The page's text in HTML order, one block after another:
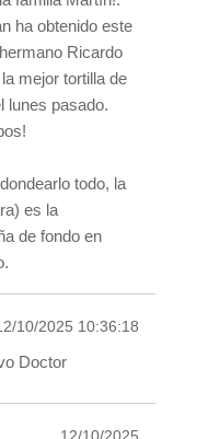
ha obtenido este
Ricardo
mejor tortilla de
lunes pasado.
todo, la
es la
de fondo en
10/2025 10:36:18
Doctor
12/10/2025